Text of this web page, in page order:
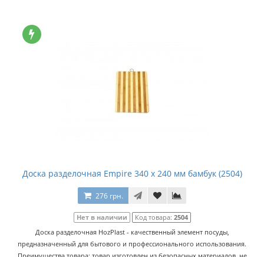
Доска разделочная Empire 340 x 240 мм бамбук (2504)
276 грн.
Нет в наличии Код товара: 2504
Доска разделочная HozPlast - качественный элемент посуды,
предназначенный для бытового и профессионального использования.